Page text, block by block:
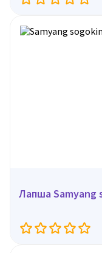
Лапша Samyang